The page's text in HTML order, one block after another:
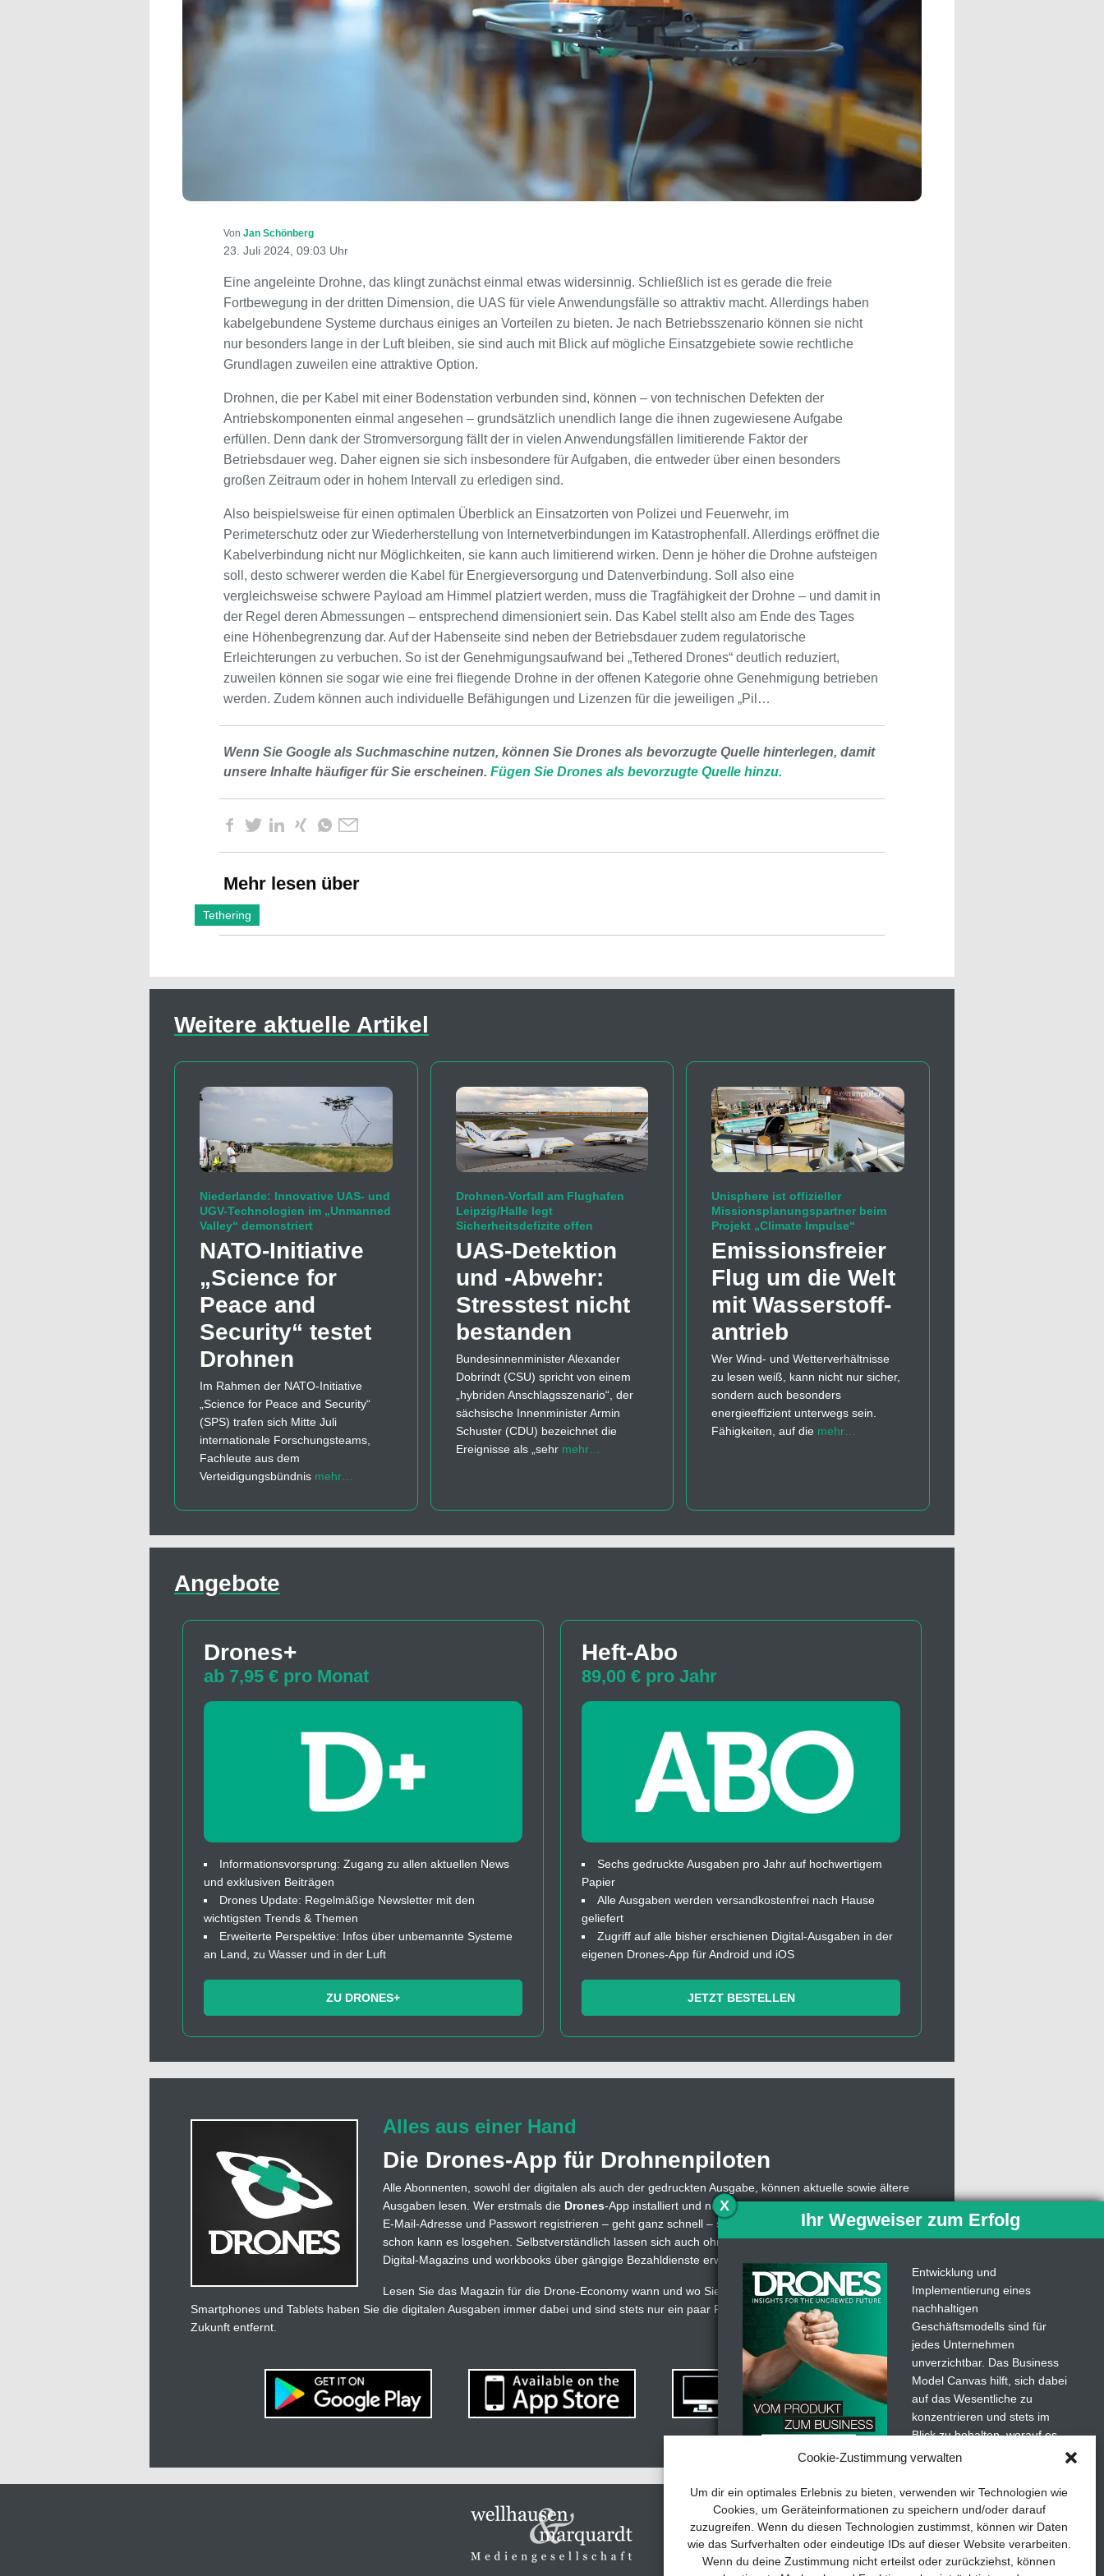
Cookie-Zustimmung verwalten
Um dir ein optimales Erlebnis zu bieten, verwenden wir Technologien wie
Cookies, um Geräteinformationen zu speichern und/oder darauf
zuzugreifen. Wenn du diesen Technologien zustimmst, können wir Daten
wie das Surfverhalten oder eindeutige IDs auf dieser Website verarbeiten.
Wenn du deine Zustimmung nicht erteilst oder zurückziehst, können
Von Jan Schönberg
23. Juli 2024, 09:03 Uhr
Eine angeleinte Drohne, das klingt zunächst einmal etwas widersinnig. Schließlich ist es gerade die freie
Fortbewegung in der dritten Dimension, die UAS für viele Anwendungsfälle so attraktiv macht. Allerdings haben
kabelgebundene Systeme durchaus einiges an Vorteilen zu bieten. Je nach Betriebsszenario können sie nicht
nur besonders lange in der Luft bleiben, sie sind auch mit Blick auf mögliche Einsatzgebiete sowie rechtliche
Grundlagen zuweilen eine attraktive Option.
Drohnen, die per Kabel mit einer Bodenstation verbunden sind, können – von technischen Defekten der
Antriebskomponenten einmal angesehen – grundsätzlich unendlich lange die ihnen zugewiesene Aufgabe
erfüllen. Denn dank der Stromversorgung fällt der in vielen Anwendungsfällen limitierende Faktor der
Betriebsdauer weg. Daher eignen sie sich insbesondere für Aufgaben, die entweder über einen besonders
großen Zeitraum oder in hohem Intervall zu erledigen sind.
Also beispielsweise für einen optimalen Überblick an Einsatzorten von Polizei und Feuerwehr, im
Perimeterschutz oder zur Wiederherstellung von Internetverbindungen im Katastrophenfall. Allerdings eröffnet die
Kabelverbindung nicht nur Möglichkeiten, sie kann auch limitierend wirken. Denn je höher die Drohne aufsteigen
soll, desto schwerer werden die Kabel für Energieversorgung und Datenverbindung. Soll also eine
vergleichsweise schwere Payload am Himmel platziert werden, muss die Tragfähigkeit der Drohne – und damit in
der Regel deren Abmessungen – entsprechend dimensioniert sein. Das Kabel stellt also am Ende des Tages
eine Höhenbegrenzung dar. Auf der Habenseite sind neben der Betriebsdauer zudem regulatorische
Erleichterungen zu verbuchen. So ist der Genehmigungsaufwand bei „Tethered Drones“ deutlich reduziert,
zuweilen können sie sogar wie eine frei fliegende Drohne in der offenen Kategorie ohne Genehmigung betrieben
werden. Zudem können auch individuelle Befähigungen und Lizenzen für die jeweiligen „Pil…
Wenn Sie Google als Suchmaschine nutzen, können Sie Drones als bevorzugte Quelle hinterlegen, damit
unsere Inhalte häufiger für Sie erscheinen. Fügen Sie Drones als bevorzugte Quelle hinzu.
Mehr lesen über
Tethering
Weitere aktuelle Artikel
Niederlande: Innovative UAS- und
UGV-Technologien im „Unmanned
Valley“ demonstriert
NATO-Initiative
„Science for
Peace and
Security“ testet
Drohnen
Im Rahmen der NATO-Initiative
„Science for Peace and Security“
(SPS) trafen sich Mitte Juli
internationale Forschungsteams,
Fachleute aus dem
Verteidigungsbündnis mehr…
Drohnen-Vorfall am Flughafen
Leipzig/Halle legt
Sicherheitsdefizite offen
UAS-Detektion
und -Abwehr:
Stresstest nicht
bestanden
Bundesinnenminister Alexander
Dobrindt (CSU) spricht von einem
„hybriden Anschlagsszenario“, der
sächsische Innenminister Armin
Schuster (CDU) bezeichnet die
Ereignisse als „sehr mehr…
Unisphere ist offizieller
Missionsplanungspartner beim
Projekt „Climate Impulse“
Emissions­freier
Flug um die Welt
mit Wasserstoff­
antrieb
Wer Wind- und Wetterverhältnisse
zu lesen weiß, kann nicht nur sicher,
sondern auch besonders
energieeffizient unterwegs sein.
Fähigkeiten, auf die mehr…
Angebote
Drones+
ab 7,95 € pro Monat
Informationsvorsprung: Zugang zu allen aktuellen News
und exklusiven Beiträgen
Drones Update: Regelmäßige Newsletter mit den
wichtigsten Trends & Themen
Erweiterte Perspektive: Infos über unbemannte Systeme
an Land, zu Wasser und in der Luft
ZU DRONES+
Heft-Abo
89,00 € pro Jahr
Sechs gedruckte Ausgaben pro Jahr auf hochwertigem
Papier
Alle Ausgaben werden versandkostenfrei nach Hause
geliefert
Zugriff auf alle bisher erschienen Digital-Ausgaben in der
eigenen Drones-App für Android und iOS
JETZT BESTELLEN
Alles aus einer Hand
Die Drones-App für Drohnenpiloten
Alle Abonnenten, sowohl der digitalen als auch der gedruckten Ausgabe, können aktuelle sowie ältere
Ausgaben lesen. Wer erstmals die Drones-App installiert und nutzt, muss sich dazu lediglich mit einer
E-Mail-Adresse und Passwort registrieren – geht ganz schnell – sowie die Abonummer eingeben,
schon kann es losgehen. Selbstverständlich lassen sich auch ohne Abo weiterhin Einzelausgaben des
Digital-Magazins und workbooks über gängige Bezahldienste erwerben.
Lesen Sie das Magazin für die Drone-Economy wann und wo Sie wollen. Mit derDrones -App für
Smartphones und Tablets haben Sie die digitalen Ausgaben immer dabei und sind stets nur ein paar Fingertipps von der unbemannten
Zukunft entfernt.
X
Ihr Wegweiser zum Erfolg
Entwicklung und
Implementierung eines
nachhaltigen
Geschäftsmodells sind für
jedes Unternehmen
unverzichtbar. Das Business
Model Canvas hilft, sich dabei
auf das Wesentliche zu
konzentrieren und stets im
Blick zu behalten, worauf es
wirklich ankommt.
Abonnieren Sie unseren
kostenlosen Newsletter und
laden Sie den umfassenden
Leitfaden für KMU herunter:
„Vom Produkt zum Business: